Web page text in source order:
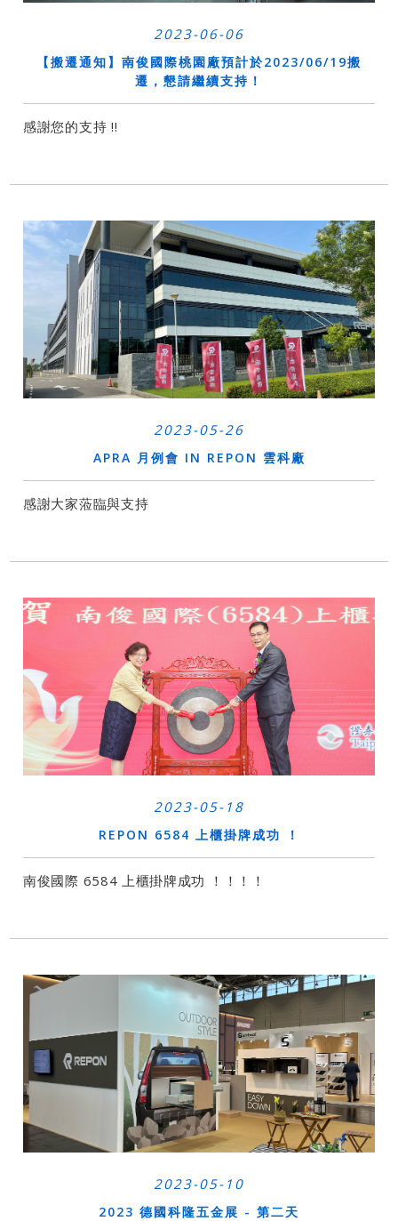
2023-06-06
【搬遷通知】南俊國際桃園廠預計於2023/06/19搬
遷，懇請繼續支持！
感謝您的支持 !!
2023-05-26
APRA 月例會 IN REPON 雲科廠
感謝大家蒞臨與支持
2023-05-18
REPON 6584 上櫃掛牌成功 ！
南俊國際 6584 上櫃掛牌成功 ！！！！
2023-05-10
2023 德國科隆五金展 - 第二天